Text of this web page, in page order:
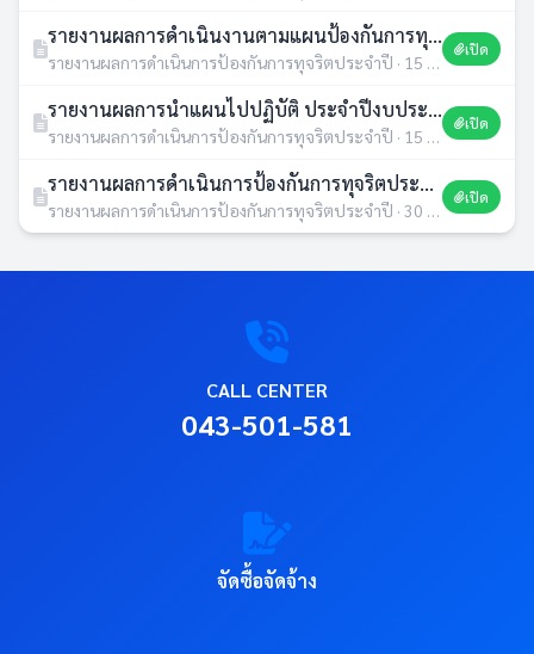
รายงานผลการดำเนินงานตามแผนป้องกันการทุจริต พ.ศ. 2564 อบต.น้ำคำ รอบ12เดือน
รายงานผลการดำเนินการป้องกันการทุจริตประจำปี · 15 ก.พ. 2565 · 273 ดาวน์โหลด
เปิด
รายงานผลการนำแผนไปปฏิบัติ ประจำปีงบประมาณ 2564 รอบ 12 เดือน
รายงานผลการดำเนินการป้องกันการทุจริตประจำปี · 15 ก.พ. 2565 · 302 ดาวน์โหลด
เปิด
รายงานผลการดำเนินการป้องกันการทุจริตประจำปี 2564
รายงานผลการดำเนินการป้องกันการทุจริตประจำปี · 30 ก.ย. 2564 · 246 ดาวน์โหลด
เปิด
CALL CENTER
043-501-581
จัดซื้อจัดจ้าง